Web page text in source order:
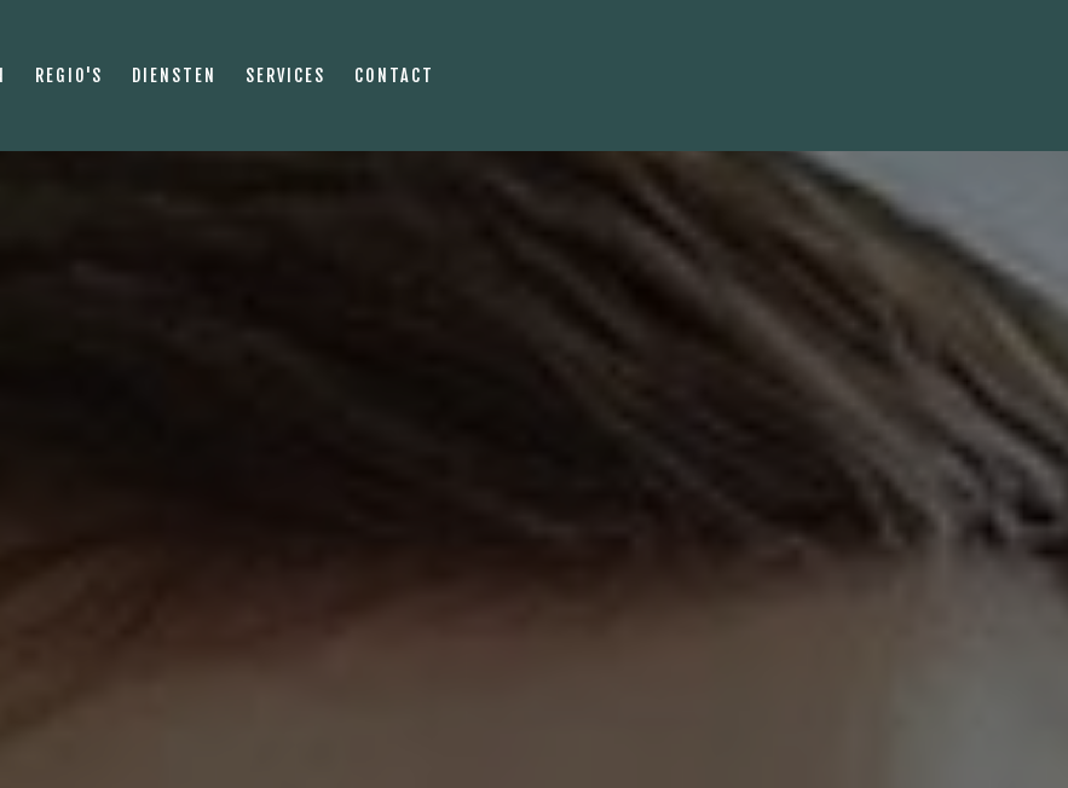
REGIO'S DIENSTEN SERVICES CONTACT